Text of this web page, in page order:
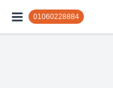
01060228884